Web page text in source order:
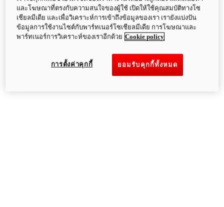
และโฆษณาที่ตรงกับความสนใจของผู้ใช้ เปิดให้ใช้คุณสมบัติทางโซ
เชียลมีเดีย และเพื่อวิเคราะห์การเข้าถึงข้อมูลของเรา เรายังแบ่งปัน
ข้อมูลการใช้งานไซต์กับพาร์ทเนอร์โซเชียลมีเดีย การโฆษณาและ
พาร์ทเนอร์การวิเคราะห์ของเราอีกด้วย Cookie policy
ยอมรับคุกกี้ทั้งหมด
การตั้งค่าคุกกี้